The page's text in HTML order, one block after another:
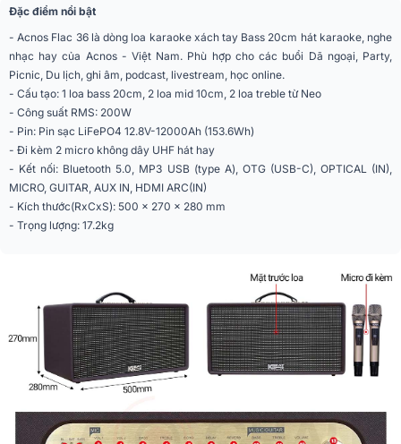
Phím điều khiển nút bấm - vặn cơ học
Số đường tiếng 3 đường tiếng
Tiện ích
kèm 2 micro không dây UHF, Kết
nối nhiều loa, có reverb echo, Có
ứng dụng CloudKaraoke
Kết nối
Bluetooth 5.0
Cổng kết nối
Chất liệu Gỗ bọc da
Năm ra mắt 2024
Mặt lưới
Lưới sọc Xám/Đen hoặc Lưới sọc
Logo
KBEATBOX
Đặc điểm nổi bật
-Acnos Flac 36là dòng loa karaoke xách tay Bass 20cm hát karaoke, nghe
nhạc hay của Acnos - Việt Nam. Phù hợp cho các buổi Dã ngoại, Party,
Picnic, Du lịch, ghi âm, podcast, livestream, học online.
- Cấu tạo: 1 loa bass 20cm, 2 loa mid 10cm, 2 loa treble từ Neo
- Công suất RMS: 200W
- Pin: Pin sạc LiFePO4 12.8V-12000Ah (153.6Wh)
- Đi kèm 2 micro không dây UHF hát hay
- Kết nối: Bluetooth 5.0, MP3 USB (type A), OTG (USB-C), OPTICAL (IN),
MICRO, GUITAR, AUX IN, HDMI ARC(IN)
- Kích thước(RxCxS): 500 x 270 x 280 mm
- Trọng lượng: 17.2kg